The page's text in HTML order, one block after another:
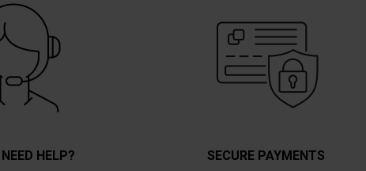
HELP? SECURE PAYMENTS